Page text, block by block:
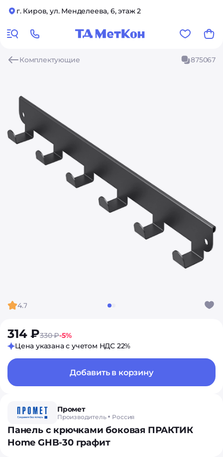
г. Киров, ул. Менделеева, 6, этаж 2
Комплектующие 875067
4.7
314 ₽330 ₽-5%
Цена указана с учетом НДС 22%
Добавить в корзину
Промет
Производитель Россия
Панель с крючками боковая ПРАКТИК
Home GHB-30 графит